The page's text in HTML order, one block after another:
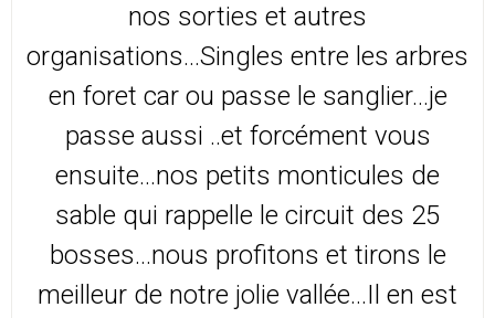
nos sorties et autres
organisations...Singles entre les arbres
en foret car ou passe le sanglier...je
passe aussi ..et forcément vous
ensuite...nos petits monticules de
sable qui rappelle le circuit des 25
bosses...nous profitons et tirons le
meilleur de notre jolie vallée...Il en est